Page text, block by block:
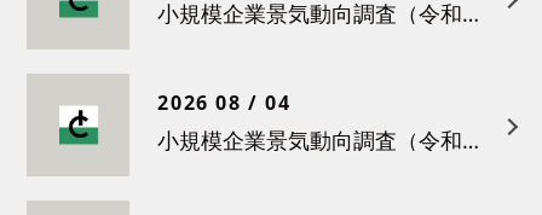
小規模企業景気動向調査（令和８年６月）結果について
2026 08 / 04
小規模企業景気動向調査（令和８年５月）結果について